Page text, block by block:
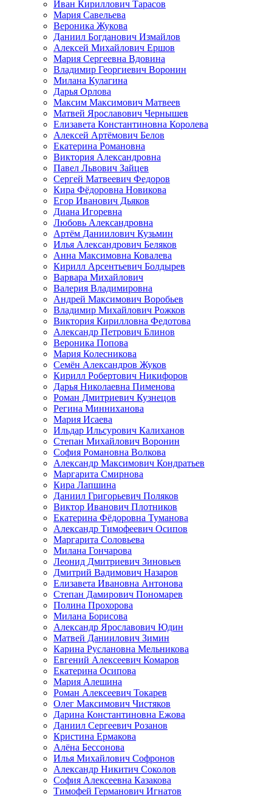
Иван Кириллович Тарасов
Мария Савельева
Вероника Жукова
Даниил Богданович Измайлов
Алексей Михайлович Ершов
Мария Сергеевна Вдовина
Владимир Георгиевич Воронин
Милана Кулагина
Дарья Орлова
Максим Максимович Матвеев
Матвей Ярославович Чернышев
Елизавета Константиновна Королева
Алексей Артёмович Белов
Екатерина Романовна
Виктория Александровна
Павел Львович Зайцев
Сергей Матвеевич Федоров
Кира Фёдоровна Новикова
Егор Иванович Дьяков
Диана Игоревна
Любовь Александровна
Артём Даниилович Кузьмин
Илья Александрович Беляков
Анна Максимовна Ковалева
Кирилл Арсентьевич Болдырев
Варвара Михайлович
Валерия Владимировна
Андрей Максимович Воробьев
Владимир Михайлович Рожков
Виктория Кирилловна Федотова
Александр Петрович Блинов
Вероника Попова
Мария Колесникова
Семён Александров Жуков
Кирилл Робертович Никифоров
Дарья Николаевна Пименова
Роман Дмитриевич Кузнецов
Регина Минниханова
Мария Исаева
Ильдар Ильсурович Калиханов
Степан Михайлович Воронин
София Романовна Волкова
Александр Максимович Кондратьев
Маргарита Смирнова
Кира Лапшина
Даниил Григорьевич Поляков
Виктор Иванович Плотников
Екатерина Фёдоровна Туманова
Александр Тимофеевич Осипов
Маргарита Соловьева
Милана Гончарова
Леонид Дмитриевич Зиновьев
Дмитрий Вадимович Назаров
Елизавета Ивановна Антонова
Степан Дамирович Пономарев
Полина Прохорова
Милана Борисова
Александр Ярославович Юдин
Матвей Даниилович Зимин
Карина Руслановна Мельникова
Евгений Алексеевич Комаров
Екатерина Осипова
Мария Алешина
Роман Алексеевич Токарев
Олег Максимович Чистяков
Дарина Константиновна Ежова
Даниил Сергеевич Розанов
Кристина Ермакова
Алёна Бессонова
Илья Михайлович Софронов
Александр Никитич Соколов
София Алексеевна Казакова
Тимофей Германович Игнатов